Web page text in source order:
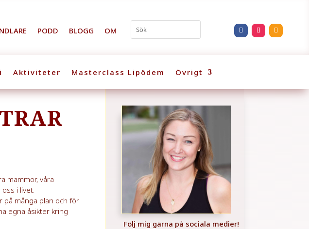
PODD BLOGG OM
Aktiviteter Masterclass Lipödem Övrigt
mammor, våra
i livet.
på många plan och för
egna åsikter kring
Följ mig gärna på sociala medier!